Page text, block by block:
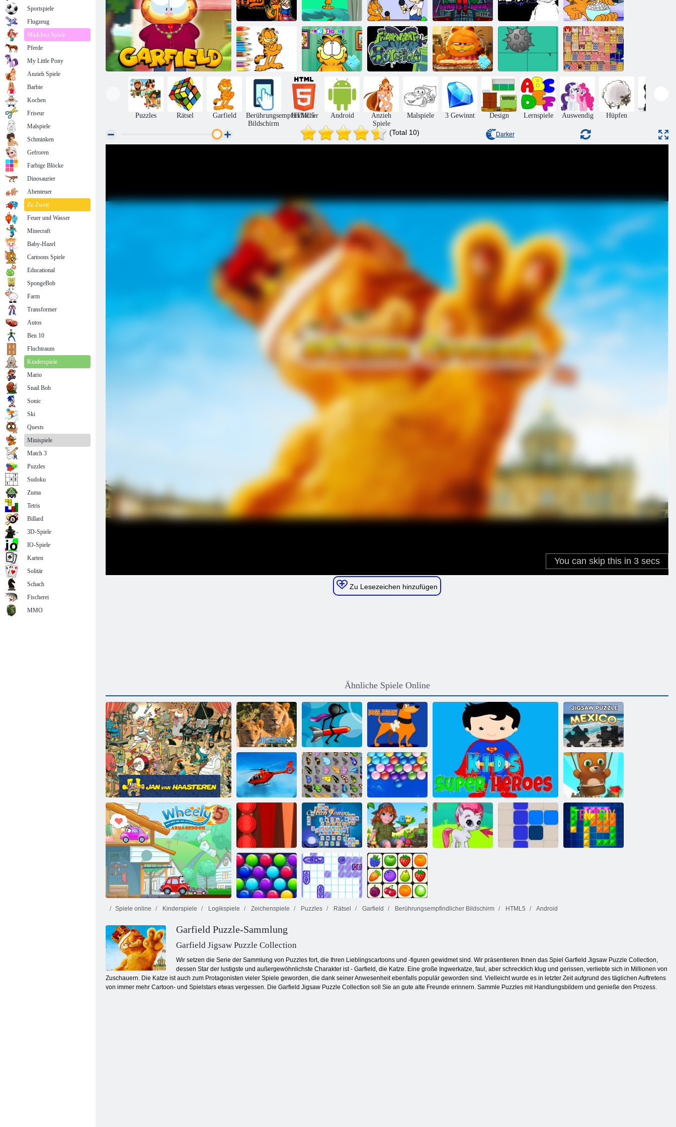
Funkin' On a
Monday mit
Garfield the cat
Mystisches
Waldabenteuer
FNF: Garfield
Monday Funkin
'
Garfields
gruselige
Schnitzeljagd II
Donuts for
Doom
Freitagabend
Funkin Ende des
Puzzle: Garfield
Movie Time
Malbuch:
Garfield
Hamburger
Puzzle: Garfield-
Bild
Fnf vs.
Gorefield
Puzzle: Garfield
und Lasagne
Zeichentrick
Puzzle
Mahjong Sonic
Puzzles Rätsel Garfield
Berührungsempfindlicher
Bildschirm
HTML5 Android
Anzieh
Spiele
Malspiele 3 Gewinnt Design Lernspiele Auswendig Hüpfen
(Total 10) Darker
Zu Lesezeichen hinzufügen
Ähnliche Spiele Online
Jumbo Jan Van Haasteren
Jigsaw Deluxe
Stickman-
Stichsäge
Hundepuzzle Puzzle Mexiko
Hubschrauberpuzzle
Schmetterlings
Kyodai
Wheely 5
Endlose Bubbles
Bubble Shooter
endlos
Backgammon
Classic
Mahjong
Fortuna
Tabby -Insel
Smarty Bubbles
X-Mas
Spiele online Kinderspiele Logikspiele Zeichenspiele Puzzles Rätsel Garfield Berührungsempfindlicher Bildschirm HTML5 Android
Garfield Puzzle-Sammlung
Garfield Jigsaw Puzzle Collection
Wir setzen die Serie der Sammlung von Puzzles fort, die Ihren Lieblingscartoons und -figuren gewidmet sind. Wir präsentieren Ihnen das Spiel Garfield Jigsaw Puzzle Collection,
dessen Star der lustigste und außergewöhnlichste Charakter ist - Garfield, die Katze. Eine große Ingwerkatze, faul, aber schrecklich klug und gerissen, verliebte sich in Millionen von
Zuschauern. Die Katze ist auch zum Protagonisten vieler Spiele geworden, die dank seiner Anwesenheit ebenfalls populär geworden sind. Vielleicht wurde es in letzter Zeit aufgrund des täglichen Auftretens
von immer mehr Cartoon- und Spielstars etwas vergessen. Die Garfield Jigsaw Puzzle Collection soll Sie an gute alte Freunde erinnern. Sammle Puzzles mit Handlungsbildern und genieße den Prozess.
Sportspiele
Flugzeug
Mädchen Spiele
Pferde
My Little Pony
Anzieh Spiele
Barbie
Kochen
Friseur
Malspiele
Schminken
Gefroren
Farbige Blöcke
Dinosaurier
Abenteuer
Zu Zweit
Feuer und Wasser
Minecraft
Baby-Hazel
Cartoons Spiele
Educational
SpongeBob
Farm
Transformer
Autos
Ben 10
Fluchtraum
Kinderspiele
Mario
Snail Bob
Sonic
Ski
Quests
Minispiele
Match 3
Puzzles
Sudoku
Zuma
Tetris
Billard
3D-Spiele
IO-Spiele
Karten
Solitär
Schach
Fischerei
MMO